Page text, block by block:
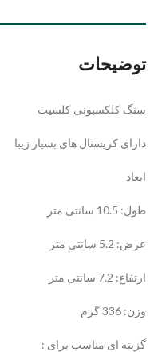
توضیحات
سنگ کلکسیونی کلسیت
دارای کریستال های بسیار زیبا
ابعاد
طول: 10.5 سانتی متر
عرض: 5.2 سانتی متر
ارتفاع: 7.2 سانتی متر
وزن: 336 گرم
گزینه ای مناسب برای :